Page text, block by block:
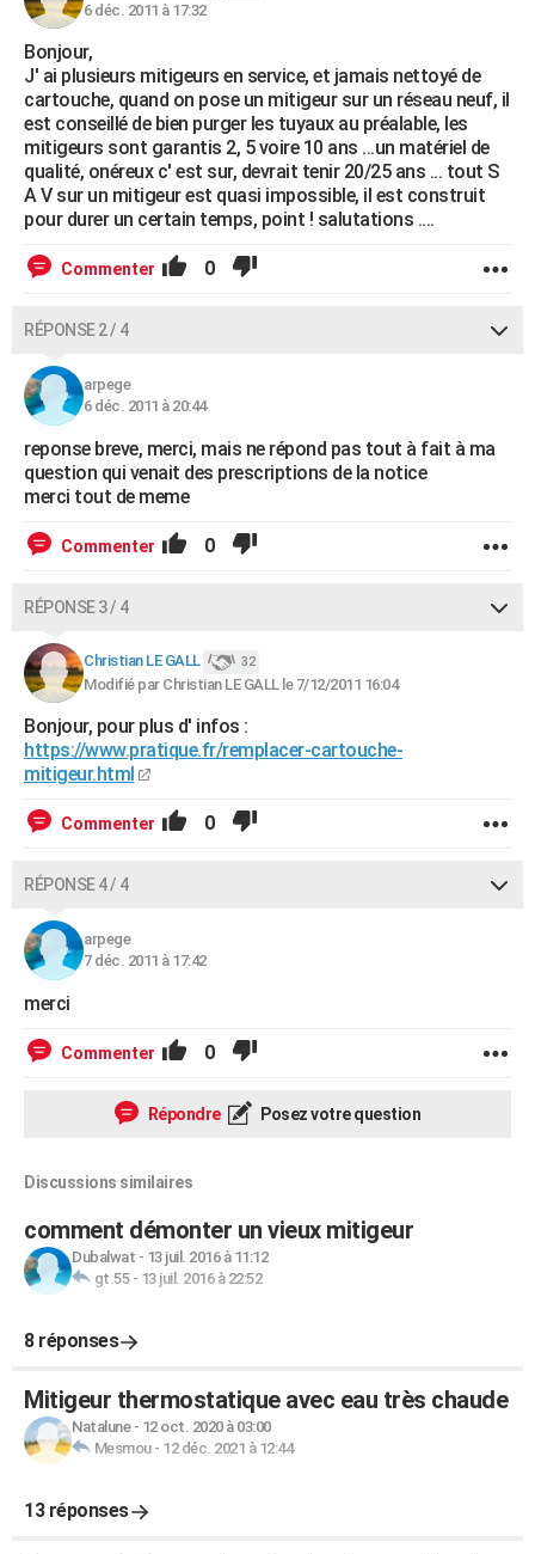
Bricolage
Lifestyle
Culture
Sport
Auto
Television
Voyage
Cinema
6 déc. 2011 à 17:32
Bonjour,
J' ai plusieurs mitigeurs en service, et jamais nettoyé de
cartouche, quand on pose un mitigeur sur un réseau neuf, il
est conseillé de bien purger les tuyaux au préalable, les
mitigeurs sont garantis 2, 5 voire 10 ans ...un matériel de
qualité, onéreux c' est sur, devrait tenir 20/25 ans ... tout S
A V sur un mitigeur est quasi impossible, il est construit
pour durer un certain temps, point ! salutations ....
Commenter 0
RÉPONSE 2 / 4
arpege
6 déc. 2011 à 20:44
reponse breve, merci, mais ne répond pas tout à fait à ma
question qui venait des prescriptions de la notice
merci tout de meme
Commenter 0
RÉPONSE 3 / 4
Christian LE GALL 32
Modifié par Christian LE GALL le 7/12/2011 16:04
Bonjour, pour plus d' infos :
https://www.pratique.fr/remplacer-cartouche-
mitigeur.html
Commenter 0
RÉPONSE 4 / 4
arpege
7 déc. 2011 à 17:42
merci
Commenter 0
Répondre Posez votre question
Discussions similaires
comment démonter un vieux mitigeur
Dubalwat - 13 juil. 2016 à 11:12
gt.55- 13 juil. 2016 à 22:52
8 réponses
Mitigeur thermostatique avec eau très chaude
Natalune- 12 oct. 2020 à 03:00
Mesmou- 12 déc. 2021 à 12:44
13 réponses